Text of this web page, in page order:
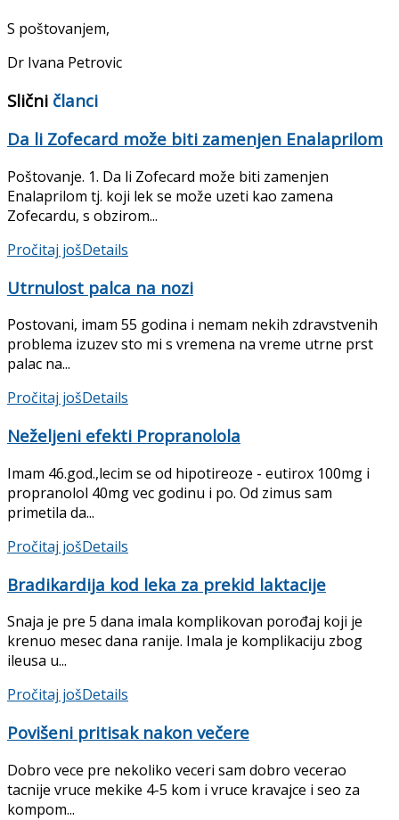
S poštovanjem,
Dr Ivana Petrovic
Slični članci
Da li Zofecard može biti zamenjen Enalaprilom
Poštovanje. 1. Da li Zofecard može biti zamenjen
Enalaprilom tj. koji lek se može uzeti kao zamena
Zofecardu, s obzirom...
Pročitaj jošDetails
Utrnulost palca na nozi
Postovani, imam 55 godina i nemam nekih zdravstvenih
problema izuzev sto mi s vremena na vreme utrne prst
palac na...
Pročitaj jošDetails
Neželjeni efekti Propranolola
Imam 46.god.,lecim se od hipotireoze - eutirox 100mg i
propranolol 40mg vec godinu i po. Od zimus sam
primetila da...
Pročitaj jošDetails
Bradikardija kod leka za prekid laktacije
Snaja je pre 5 dana imala komplikovan porođaj koji je
krenuo mesec dana ranije. Imala je komplikaciju zbog
ileusa u...
Pročitaj jošDetails
Povišeni pritisak nakon večere
Dobro vece pre nekoliko veceri sam dobro vecerao
tacnije vruce mekike 4-5 kom i vruce kravajce i seo za
kompom...